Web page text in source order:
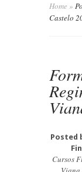
Home »
Castelo
Posted
Cursos